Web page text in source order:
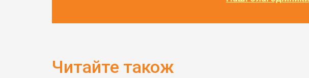
Читайте також